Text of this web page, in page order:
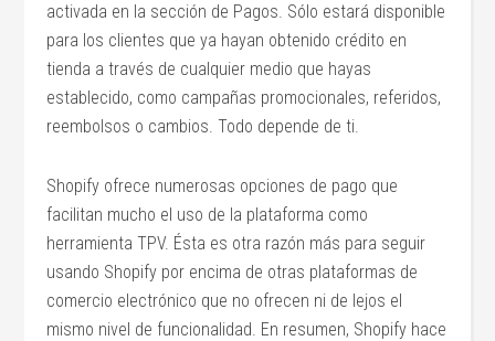
activada en la sección de Pagos. Sólo estará disponible
para los clientes que ya hayan obtenido crédito en
tienda a través de cualquier medio que hayas
establecido, como campañas promocionales, referidos,
reembolsos o cambios. Todo depende de ti.
Shopify ofrece numerosas opciones de pago que
facilitan mucho el uso de la plataforma como
herramienta TPV. Ésta es otra razón más para seguir
usando Shopify por encima de otras plataformas de
comercio electrónico que no ofrecen ni de lejos el
mismo nivel de funcionalidad. En resumen, Shopify hace